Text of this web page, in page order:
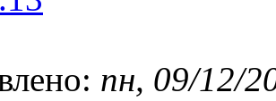
пн, 09/12/